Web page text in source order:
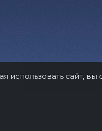
использовать сайт, вы